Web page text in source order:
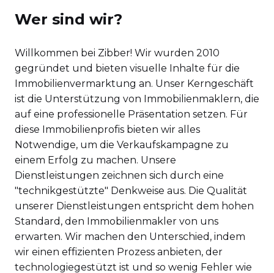
Wer sind wir?
Willkommen bei Zibber! Wir wurden 2010
gegründet und bieten visuelle Inhalte für die
Immobilienvermarktung an. Unser Kerngeschäft
ist die Unterstützung von Immobilienmaklern, die
auf eine professionelle Präsentation setzen. Für
diese Immobilienprofis bieten wir alles
Notwendige, um die Verkaufskampagne zu
einem Erfolg zu machen. Unsere
Dienstleistungen zeichnen sich durch eine
"technikgestützte" Denkweise aus. Die Qualität
unserer Dienstleistungen entspricht dem hohen
Standard, den Immobilienmakler von uns
erwarten. Wir machen den Unterschied, indem
wir einen effizienten Prozess anbieten, der
technologiegestützt ist und so wenig Fehler wie